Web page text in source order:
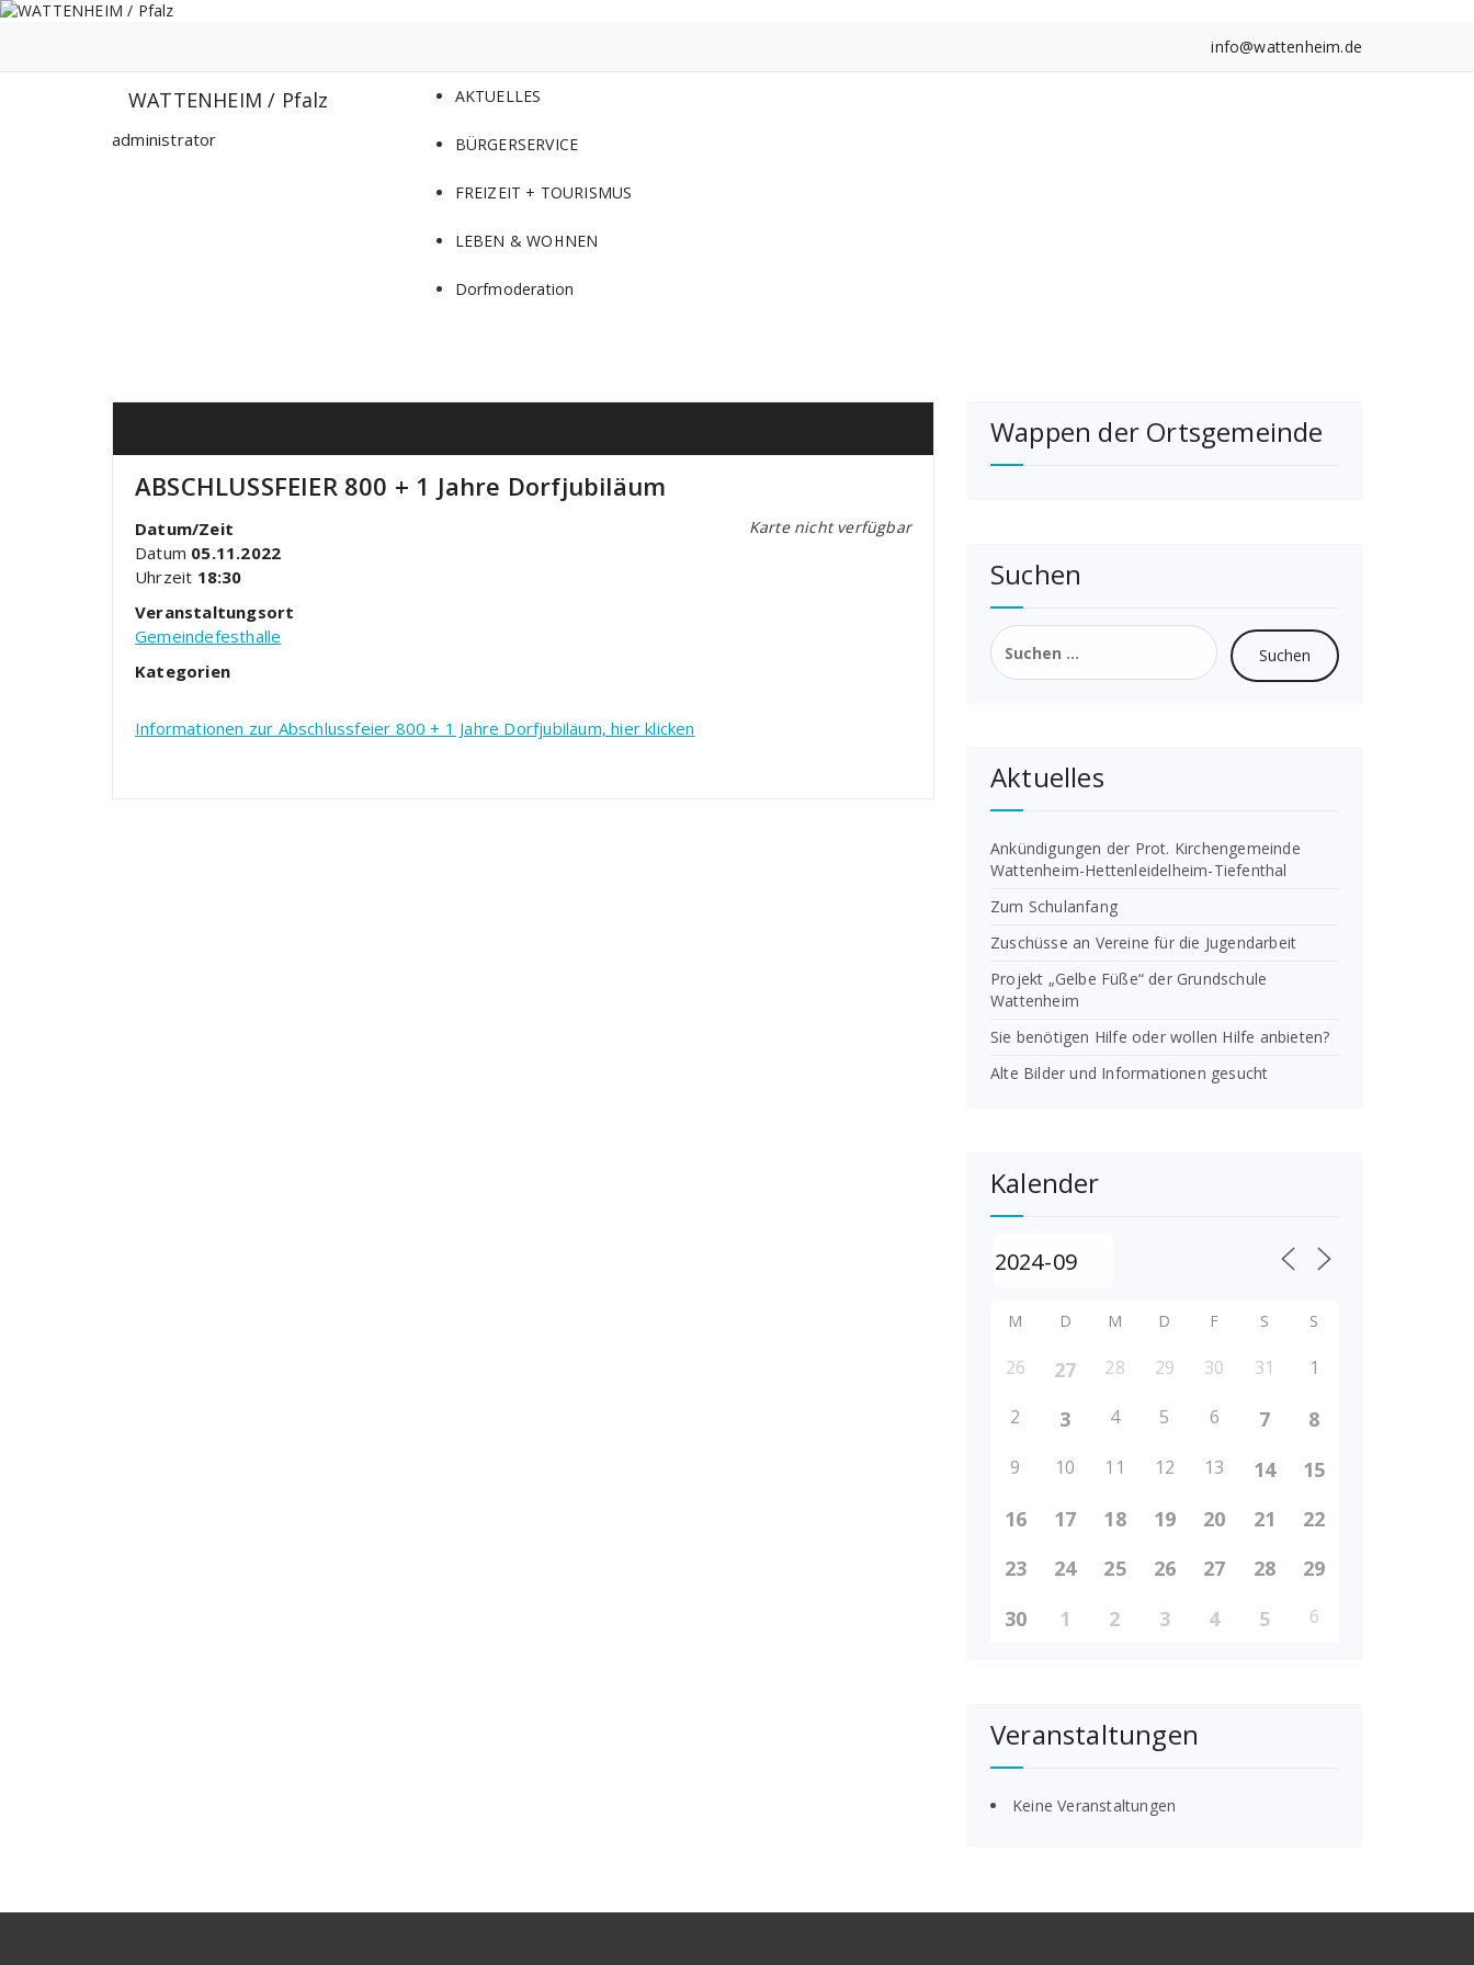
Zum
info@wattenheim.de
WATTENHEIM / Pfalz
administrator
AKTUELLES
BÜRGERSERVICE
FREIZEIT + TOURISMUS
LEBEN & WOHNEN
Dorfmoderation
ABSCHLUSSFEIER 800 + 1 Jahre Dorfjubiläum
Karte nicht verfügbar
Datum/Zeit
Datum 05.11.2022
Uhrzeit 18:30
Veranstaltungsort
Gemeindefesthalle
Kategorien
Informationen zur Abschlussfeier 800 + 1 Jahre Dorfjubiläum, hier klicken
Wappen der Ortsgemeinde
Suchen
Suchen
nach:
Aktuelles
Ankündigungen der Prot. Kirchengemeinde
Wattenheim-Hettenleidelheim-Tiefenthal
Zum Schulanfang
Zuschüsse an Vereine für die Jugendarbeit
Projekt „Gelbe Füße“ der Grundschule
Wattenheim
Sie benötigen Hilfe oder wollen Hilfe anbieten?
Alte Bilder und Informationen gesucht
Kalender
M D M D F S S
26 27 28 29 30 31 1
2 3 4 5 6 7 8
9 10 11 12 13 14
15
16
17 18 19 20 21
22
23
24 25 26 27 28
29
30
1 2 3 4 5 6
Veranstaltungen
Keine Veranstaltungen